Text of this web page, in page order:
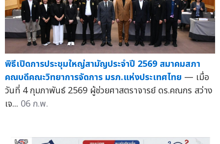
พิธีเปิดการประชุมใหญ่สามัญประจำปี 2569 สมาคมสภา
คณบดีคณะวิทยาการจัดการ มรภ.แห่งประเทศไทย — เมื่อ
วันที่ 4 กุมภาพันธ์ 2569 ผู้ช่วยศาสตราจารย์ ดร.คณกร สว่าง
เจ... 06 ก.พ.